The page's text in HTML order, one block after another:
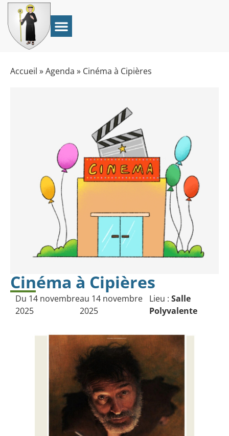
Accueil »Agenda » Cinéma à Cipières
Cinéma à Cipières
Du 14 novembre
2025
au 14 novembre
2025
Lieu : Salle
Polyvalente